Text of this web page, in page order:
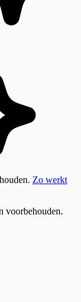
Zo werkt
voorbehouden.